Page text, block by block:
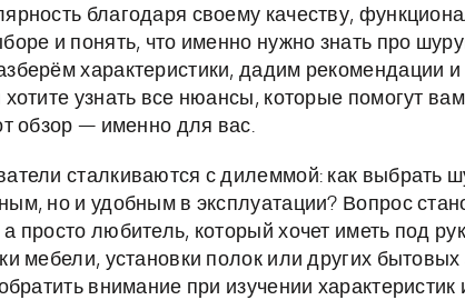
благодаря своему качеству,
и понять, что именно нужно знать про
характеристики, дадим рекомендации
узнать все нюансы, которые помогут
обзор — именно для вас.
сталкиваются с дилеммой: как выбрать
но и удобным в эксплуатации? Вопрос
просто любитель, который хочет иметь под
мебели, установки полок или других
внимание при изучении характеристик